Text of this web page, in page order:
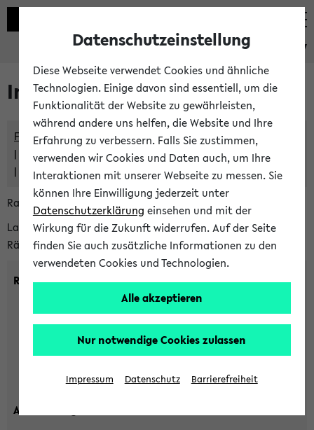
eKVV
Im eKVV verwaltete Räume
Freie Räume und Veranstaltungsüberschneidungen
Raumüberschneidungen
Hinweise der zentralen Raumvergabe
Raumanfragen:
raumvergabe@uni-bielefeld.de
Lassen Sie sich alle Räume anzeigen oder suchen Sie nach
Räumen mit bestimmten Eigenschaften:
Raumkriterien:
max. Plätze:
Ausstattung:
Datenschutzeinstellung
Diese Webseite verwendet Cookies und ähnliche
Technologien. Einige davon sind essentiell, um die
Funktionalität der Website zu gewährleisten,
während andere uns helfen, die Website und Ihre
Erfahrung zu verbessern. Falls Sie zustimmen,
verwenden wir Cookies und Daten auch, um Ihre
Interaktionen mit unserer Webseite zu messen. Sie
können Ihre Einwilligung jederzeit unter
Datenschutzerklärung einsehen und mit der
Wirkung für die Zukunft widerrufen. Auf der Seite
finden Sie auch zusätzliche Informationen zu den
verwendeten Cookies und Technologien.
Alle akzeptieren
Nur notwendige Cookies zulassen
Impressum Datenschutz Barrierefreiheit